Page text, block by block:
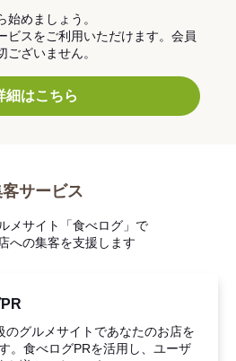
始めましょう。
ビスをご利用いただけます。会員
ざいません。
細はこちら
サービス
メサイト「食べログ」で
への集客を支援します
のグルメサイトであなたのお店を
。食べログPRを活用し、ユーザ